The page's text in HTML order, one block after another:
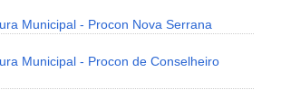
Municipal - Procon Nova Serrana
Municipal - Procon de Conselheiro